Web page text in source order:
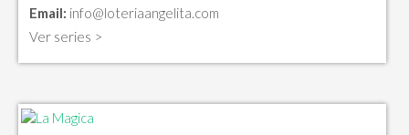
Email: info@loteriaangelita.com
Ver series >